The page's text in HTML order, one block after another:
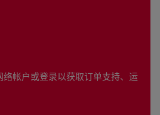
帐户或登录以获取订单支持、运